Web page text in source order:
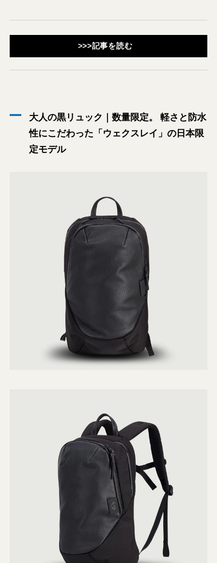
>>>記事を読む
大人の黒リュック｜数量限定。 軽さと防水
性にこだわった「ウェクスレイ」の日本限
定モデル